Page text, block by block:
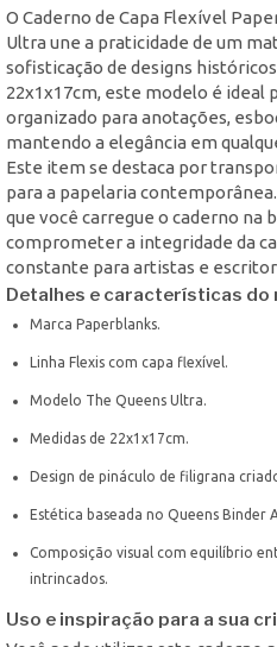
O Caderno de Capa Flexível
Ultra une a praticidade de um
sofisticação de designs
22x1x17cm, este modelo é ideal
organizado para anotações,
mantendo a elegância em
Este item se destaca por
para a papelaria
que você carregue o caderno na
comprometer a integridade da
constante para artistas e
Detalhes e características do
Marca Paperblanks.
Linha Flexis com capa flexível.
Modelo The Queens Ultra.
Medidas de 22x1x17cm.
Design de pináculo de filigrana
Estética baseada no Queens Binder
Composição visual com equilíbrio
intrincados.
Uso e inspiração para a sua